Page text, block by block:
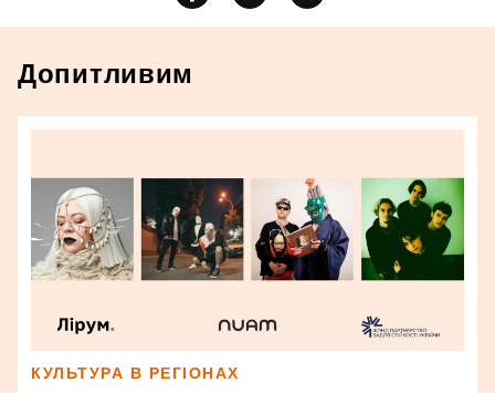
Допитливим
КУЛЬТУРА В РЕГІОНАХ